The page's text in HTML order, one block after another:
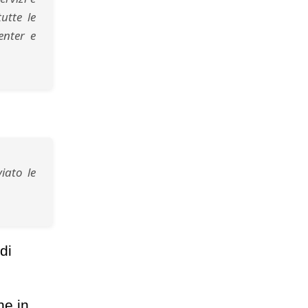
le
e
le